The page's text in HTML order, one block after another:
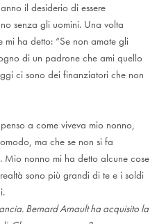
il desiderio di essere
senza gli uomini. Una volta
mi ha detto: “Se non amate gli
di un padrone che ami quello
ci sono dei finanziatori che non
a come viveva mio nonno,
ma che se non si fa
nonno mi ha detto alcune cose
sono più grandi di te e i soldi
Bernard Arnault ha acquisito la